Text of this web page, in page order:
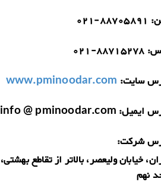
021-88705891
021-88715278
سایت: www.pminoodar.com
ایمیل: info @ pminoodar.com
شرکت:
نهم